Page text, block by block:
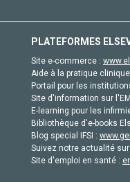
PLATEFORMES
Site e-commerce :
Aide à la pratique
Portail pour les
Site d'information sur
E-learning pour les
Bibliothèque d'e-books
Blog special IFSI :
Suivez notre actualité
Site d'emploi en santé :